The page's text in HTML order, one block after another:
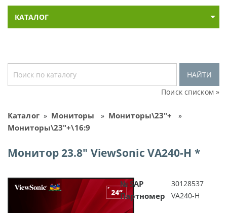
КАТАЛОГ
НАЙТИ
Поиск списком »
Каталог» Мониторы » Мониторы\23"+ »
Мониторы\23"+\16:9
Монитор 23.8" ViewSonic VA240-H *
№ SAP 30128537
Партномер VA240-H